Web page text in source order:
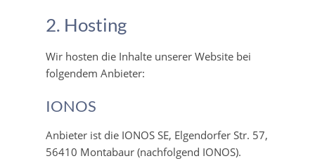
2. Hosting
Wir hosten die Inhalte unserer Website bei
folgendem Anbieter:
IONOS
Anbieter ist die IONOS SE, Elgendorfer Str. 57,
56410 Montabaur (nachfolgend IONOS).